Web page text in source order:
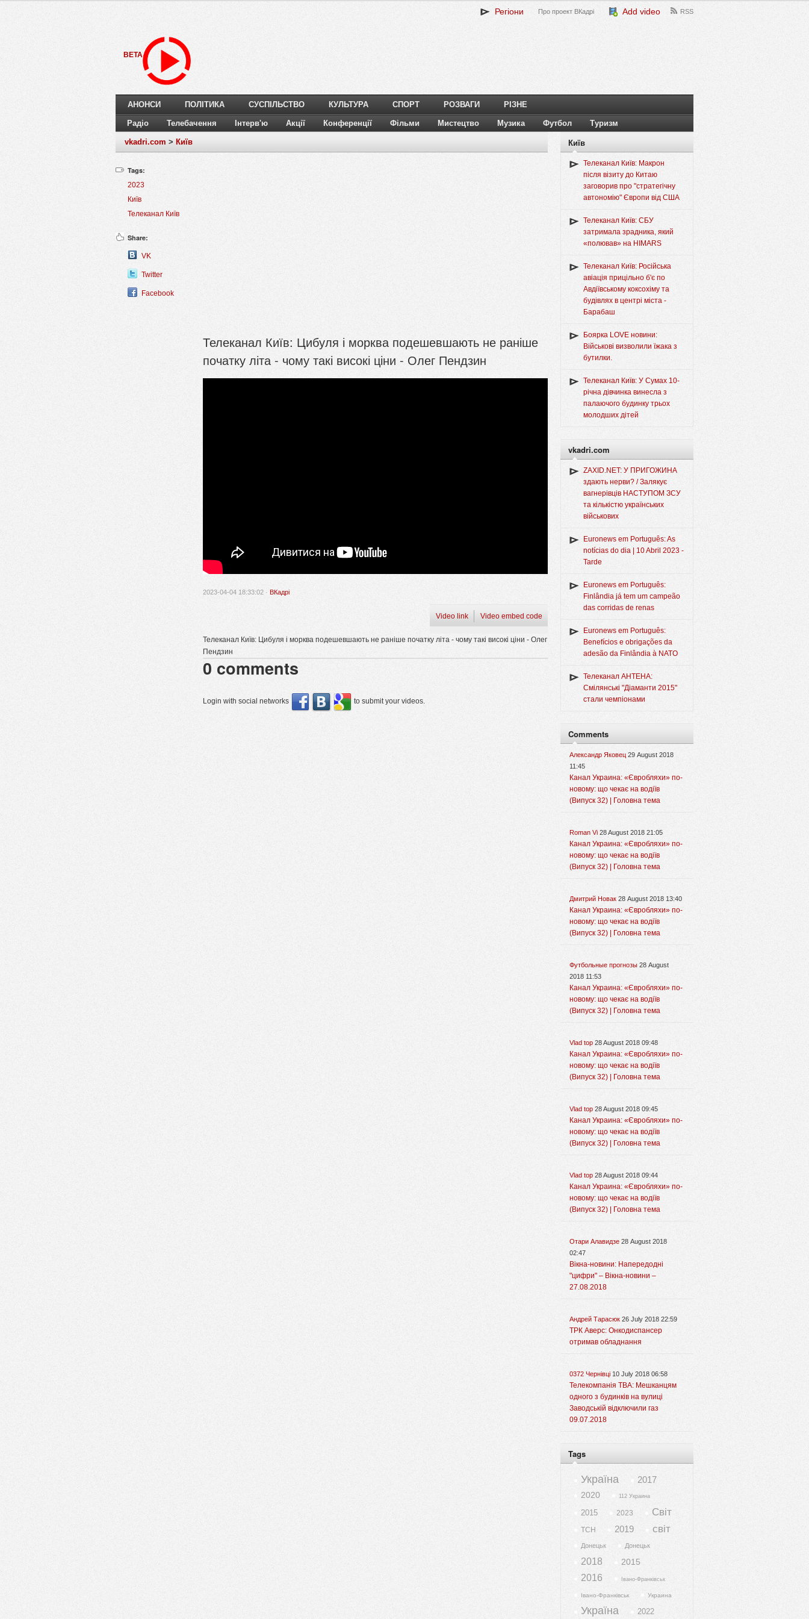
Регіони Про проект ВКадрі Add video RSS
BETA
АНОНСИ ПОЛІТИКА СУСПІЛЬСТВО КУЛЬТУРА СПОРТ РОЗВАГИ РІЗНЕ
Радіо Телебачення Інтерв'ю Акції Конференції Фільми Мистецтво Музика Футбол Туризм
vkadri.com > Київ
Tags:
2023
Київ
Телеканал Київ
Share:
VK
Twitter
Facebook
Телеканал Київ: Цибуля і морква подешевшають не раніше
початку літа - чому такі високі ціни - Олег Пендзин
2023-04-04 18:33:02 · ВКадрі
Video link Video embed code
Телеканал Київ: Цибуля і морква подешевшають не раніше початку літа - чому такі високі ціни - Олег
Пендзин
0 comments
Login with social networks to submit your videos.
Київ
Телеканал Київ: Макрон
після візиту до Китаю
заговорив про "стратегічну
автономію" Європи від США
Телеканал Київ: СБУ
затримала зрадника, який
«полював» на HIMARS
Телеканал Київ: Російська
авіація прицільно б'є по
Авдіївському коксохіму та
будівлях в центрі міста -
Барабаш
Боярка LOVE новини:
Військові визволили їжака з
бутилки.
Телеканал Київ: У Сумах 10-
річна дівчинка винесла з
палаючого будинку трьох
молодших дітей
vkadri.com
ZAXID.NET: У ПРИГОЖИНА
здають нерви? / Залякує
вагнерівців НАСТУПОМ ЗСУ
та кількістю українських
військових
Euronews em Português: As
notícias do dia | 10 Abril 2023 -
Tarde
Euronews em Português:
Finlândia já tem um campeão
das corridas de renas
Euronews em Português:
Benefícios e obrigações da
adesão da Finlândia à NATO
Телеканал АНТЕНА:
Смілянські "Діаманти 2015"
стали чемпіонами
Comments
Александр Яковец 29 August 2018
11:45
Канал Украина: «Євробляхи» по-
новому: що чекає на водіїв
(Випуск 32) | Головна тема
Roman Vi 28 August 2018 21:05
Канал Украина: «Євробляхи» по-
новому: що чекає на водіїв
(Випуск 32) | Головна тема
Дмитрий Новак 28 August 2018 13:40
Канал Украина: «Євробляхи» по-
новому: що чекає на водіїв
(Випуск 32) | Головна тема
Футбольные прогнозы 28 August
2018 11:53
Канал Украина: «Євробляхи» по-
новому: що чекає на водіїв
(Випуск 32) | Головна тема
Vlad top 28 August 2018 09:48
Канал Украина: «Євробляхи» по-
новому: що чекає на водіїв
(Випуск 32) | Головна тема
Vlad top 28 August 2018 09:45
Канал Украина: «Євробляхи» по-
новому: що чекає на водіїв
(Випуск 32) | Головна тема
Vlad top 28 August 2018 09:44
Канал Украина: «Євробляхи» по-
новому: що чекає на водіїв
(Випуск 32) | Головна тема
Отари Алавидзе 28 August 2018
02:47
Вікна-новини: Напередодні
"цифри" – Вікна-новини –
27.08.2018
Андрей Тарасюк 26 July 2018 22:59
ТРК Аверс: Онкодиспансер
отримав обладнання
0372 Чернівці 10 July 2018 06:58
Телекомпанія ТВА: Мешканцям
одного з будинків на вулиці
Заводській відключили газ
09.07.2018
Tags
Україна 2017
2020 112 Украина
2015 2023 Світ
ТСН 2019 світ
Донецьк Донецьк
2018 2015
2016 Івано-Франківськ
Івано-Франківськ Украина
Україна 2022